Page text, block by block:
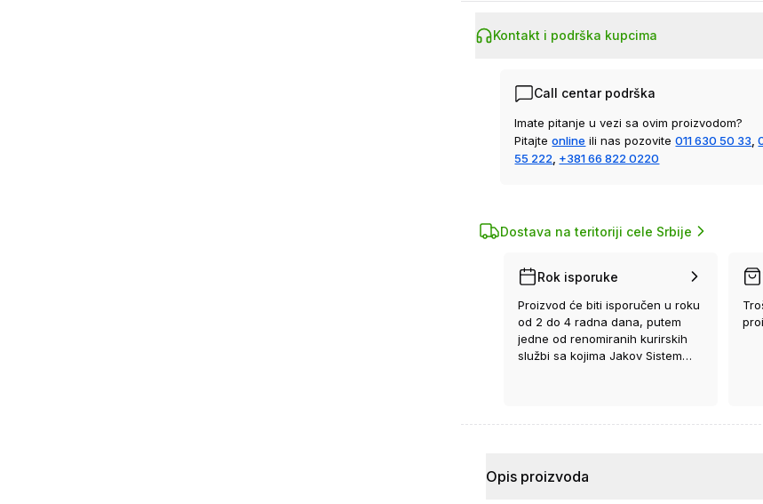
Kontakt i podrška kupcima
Call centar podrška
Imate pitanje u vezi sa ovim proizvodom?
Pitajte online ili nas pozovite 011 630 50 33
55 222 +381 66 822 0220
Dostava na teritoriji cele Srbije
Rok isporuke
Proizvod će biti isporučen u roku
od 2 do 4 radna dana, putem
jedne od renomiranih kurirskih
službi sa kojima Jakov Sistem
Opis proizvoda